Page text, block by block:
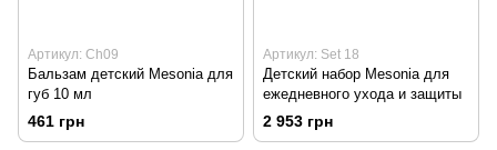
Артикул: Ch09
Бальзам детский Mesonia для
губ 10 мл
461 грн
Артикул: Set 18
Детский набор Mesonia для
ежедневного ухода и защиты
2 953 грн